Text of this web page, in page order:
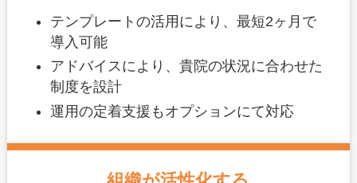
テンプレートの活用により、最短2ヶ月で
導入可能
アドバイスにより、貴院の状況に合わせた
制度を設計
運用の定着支援もオプションにて対応